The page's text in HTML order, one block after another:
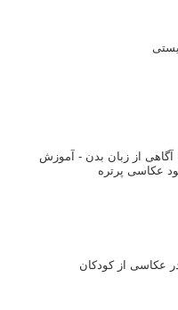
از زبان بدن - آموزش
عکاسی از کودکان